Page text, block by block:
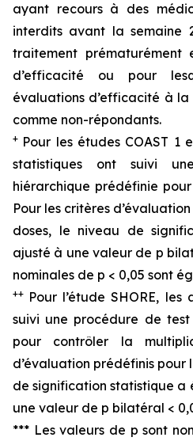
ayant recours à des
interdits avant la semaine
traitement prématurément
d’efficacité ou pour
évaluations d’efficacité à la
comme non-répondants.
+ Pour les études COAST 1
statistiques ont suivi
hiérarchique prédéfinie
Pour les critères
doses, le niveau de
ajusté à une valeur de p
nominales de p < 0,05 sont
++ Pour l’étude SHORE,
suivi une procédure de
pour contrôler la
d’évaluation prédéfinis pour
de signification statistique a
une valeur de p bilatéral <
*** Les valeurs de p sont